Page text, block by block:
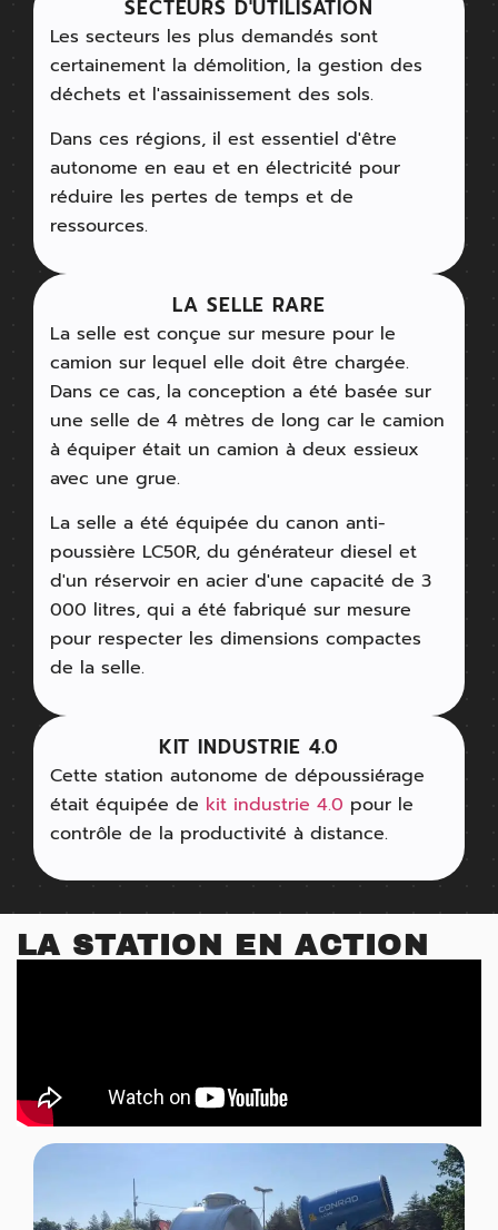
SECTEURS D'UTILISATION
Les secteurs les plus demandés sont
certainement la démolition, la gestion des
déchets et l'assainissement des sols.
Dans ces régions, il est essentiel d'être
autonome en eau et en électricité pour
réduire les pertes de temps et de
ressources.
LA SELLE RARE
La selle est conçue sur mesure pour le
camion sur lequel elle doit être chargée.
Dans ce cas, la conception a été basée sur
une selle de 4 mètres de long car le camion
à équiper était un camion à deux essieux
avec une grue.
La selle a été équipée du canon anti-
poussière LC50R, du générateur diesel et
d'un réservoir en acier d'une capacité de 3
000 litres, qui a été fabriqué sur mesure
pour respecter les dimensions compactes
de la selle.
KIT INDUSTRIE 4.0
Cette station autonome de dépoussiérage
était équipée de kit industrie 4.0 pour le
contrôle de la productivité à distance.
LA STATION EN ACTION